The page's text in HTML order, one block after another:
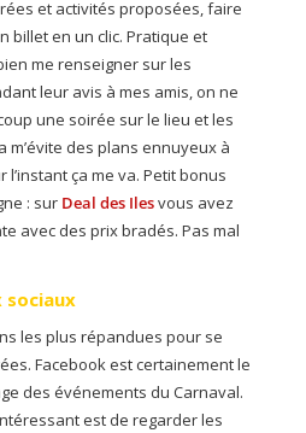
et activités proposées, faire
billet en un clic. Pratique et
me renseigner sur les
leur avis à mes amis, on ne
une soirée sur le lieu et les
m’évite des plans ennuyeux à
ça me va. Petit bonus
: sur Deal des Ilesvous avez
avec des prix bradés. Pas mal
sociaux
les plus répandues pour se
Facebook est certainement le
des événements du Carnaval.
est de regarder les